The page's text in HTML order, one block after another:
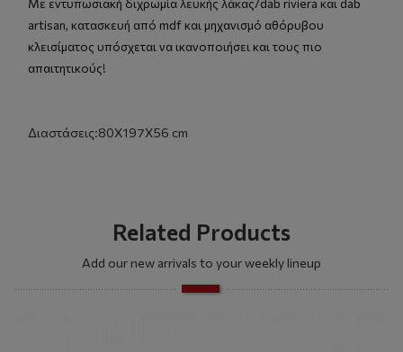
Με εντυπωσιακή διχρωμία λευκής λάκας/dab riviera και dab
artisan, κατασκευή από mdf και μηχανισμό αθόρυβου
κλεισίματος υπόσχεται να ικανοποιήσει και τους πιο
απαιτητικούς!
Διαστάσεις:80Χ197Χ56 cm
Related Products
Add our new arrivals to your weekly lineup